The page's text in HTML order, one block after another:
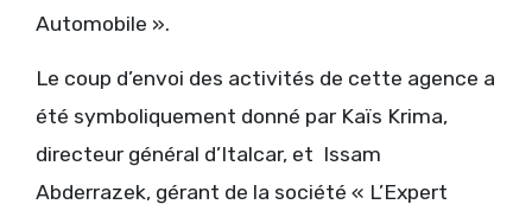
Automobile ».
Le coup d’envoi des activités de cette agence a
été symboliquement donné par Kaïs Krima,
directeur général d’Italcar, et Issam
Abderrazek, gérant de la société « L’Expert